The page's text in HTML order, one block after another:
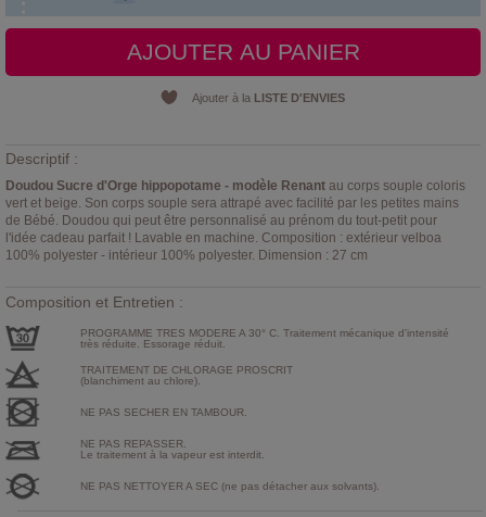
AJOUTER AU PANIER
Ajouter à la LISTE D'ENVIES
Descriptif :
Doudou Sucre d'Orge hippopotame - modèle Renant au corps souple coloris
vert et beige. Son corps souple sera attrapé avec facilité par les petites mains
de Bébé. Doudou qui peut être personnalisé au prénom du tout-petit pour
l'idée cadeau parfait ! Lavable en machine. Composition : extérieur velboa
100% polyester - intérieur 100% polyester. Dimension : 27 cm
Composition et Entretien :
PROGRAMME TRES MODERE A 30° C. Traitement mécanique d'intensité
très réduite. Essorage réduit.
TRAITEMENT DE CHLORAGE PROSCRIT
(blanchiment au chlore).
NE PAS SECHER EN TAMBOUR.
NE PAS REPASSER.
Le traitement à la vapeur est interdit.
NE PAS NETTOYER A SEC (ne pas détacher aux solvants).